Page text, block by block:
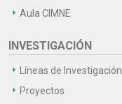
Aula CIMNE
INVESTIGACIÓN
Líneas de Investigación
Proyectos